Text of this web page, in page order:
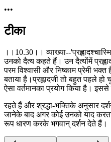
•••
टीका
।।10.30।। व्याख्या--
उनको दैत्य कहते हैं। उन दैत्योंमें
परम विश्वासी और निष्काम प्रेमी
बताया है।प्रह्लादजी तो बहुत पहले हो
ऐसा वर्तमानका प्रयोग किया है।
रहते हैं और श्रद्धा-भक्तिके अनुसार
जानेके बाद अगर कोई उनको याद
रूप धारण करके भगवान् दर्शन देते हैं।